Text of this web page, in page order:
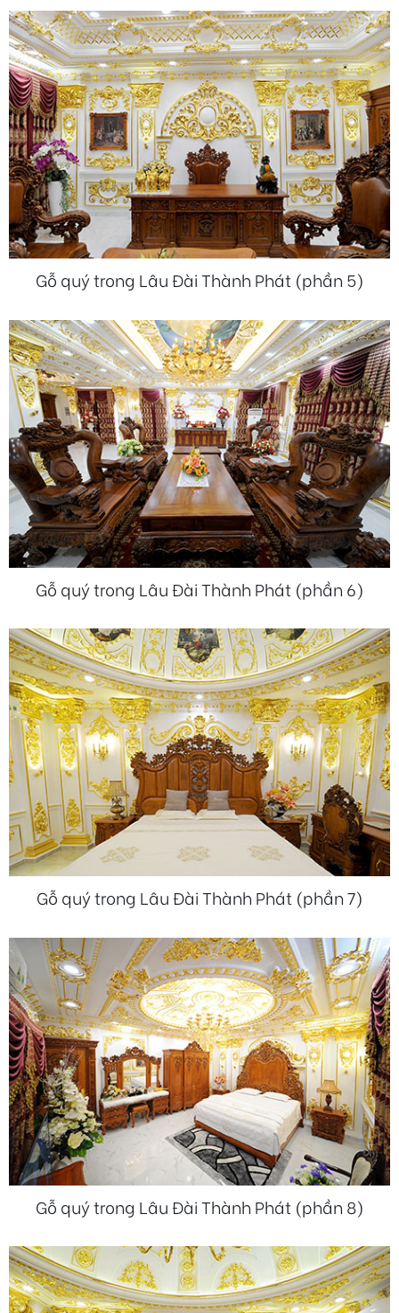
Gỗ quý trong Lâu Đài Thành Phát (phần 5)
Gỗ quý trong Lâu Đài Thành Phát (phần 6)
Gỗ quý trong Lâu Đài Thành Phát (phần 7)
Gỗ quý trong Lâu Đài Thành Phát (phần 8)